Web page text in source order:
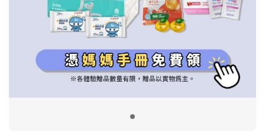
信誼基金會
2022信誼年度報告
2023信誼年度報告
2024信誼年度報告
附設幼兒園
小袋鼠幼師網